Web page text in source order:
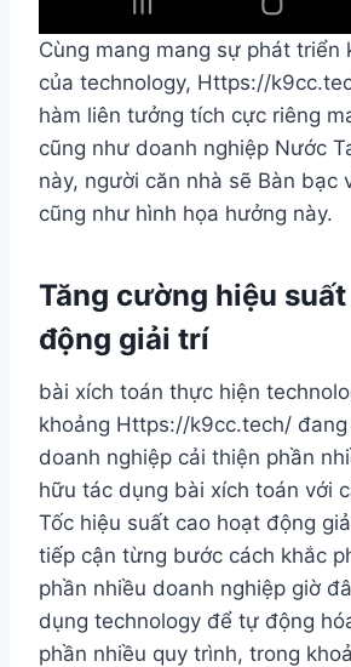
Cùng mang mang sự phát triển
của technology, Https://
hàm liên tưởng tích cực riêng
cũng như doanh nghiệp Nước
này, người căn nhà sẽ Bàn bạc
cũng như hình họa hưởng này.
Tăng cường hiệu
động giải trí
bài xích toán thực hiện
khoảng Https://k9cc.tech/
doanh nghiệp cải thiện phần
hữu tác dụng bài xích toán với
Tốc hiệu suất cao hoạt động
tiếp cận từng bước cách khắc
phần nhiều doanh nghiệp giờ
dụng technology để tự động
phần nhiều quy trình, trong